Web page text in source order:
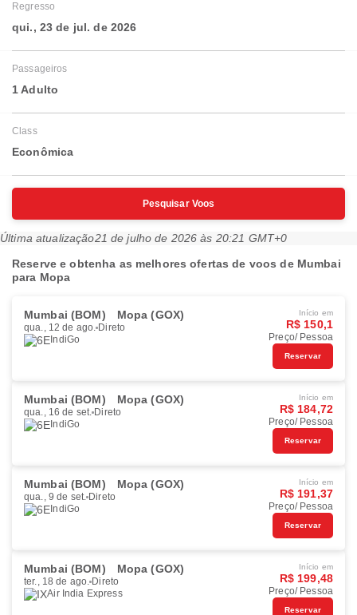
Regresso
qui., 23 de jul. de 2026
Passageiros
1 Adulto
Class
Econômica
Pesquisar Voos
Última atualização21 de julho de 2026 às 20:21 GMT+0
Reserve e obtenha as melhores ofertas de voos de Mumbai
para Mopa
Mumbai (BOM) Mopa (GOX)
qua., 12 de ago. Direto
IndiGo
Início em
R$ 150,1
Preço/ Pessoa
Reservar
Mumbai (BOM) Mopa (GOX)
qua., 16 de set. Direto
IndiGo
Início em
R$ 184,72
Preço/ Pessoa
Reservar
Mumbai (BOM) Mopa (GOX)
qua., 9 de set. Direto
IndiGo
Início em
R$ 191,37
Preço/ Pessoa
Reservar
Mumbai (BOM) Mopa (GOX)
ter., 18 de ago. Direto
Air India Express
Início em
R$ 199,48
Preço/ Pessoa
Reservar